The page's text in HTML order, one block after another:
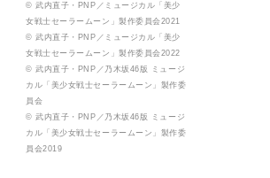
© 武内直子・PNP／ミュージカル「美少
女戦士セーラームーン」製作委員会2021
© 武内直子・PNP／ミュージカル「美少
女戦士セーラームーン」製作委員会2022
© 武内直子・PNP／乃木坂46版 ミュージ
カル「美少女戦士セーラームーン」製作委
員会
© 武内直子・PNP／乃木坂46版 ミュージ
カル「美少女戦士セーラームーン」製作委
員会2019